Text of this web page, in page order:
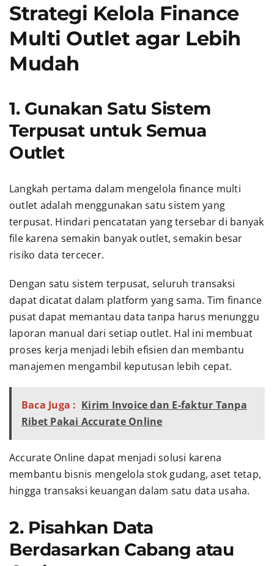
Strategi Kelola Finance
Multi Outlet agar Lebih
Mudah
1. Gunakan Satu Sistem
Terpusat untuk Semua
Outlet
Langkah pertama dalam mengelola finance multi
outlet adalah menggunakan satu sistem yang
terpusat. Hindari pencatatan yang tersebar di banyak
file karena semakin banyak outlet, semakin besar
risiko data tercecer.
Dengan satu sistem terpusat, seluruh transaksi
dapat dicatat dalam platform yang sama. Tim finance
pusat dapat memantau data tanpa harus menunggu
laporan manual dari setiap outlet. Hal ini membuat
proses kerja menjadi lebih efisien dan membantu
manajemen mengambil keputusan lebih cepat.
Baca Juga : Kirim Invoice dan E-faktur Tanpa
Ribet Pakai Accurate Online
Accurate Online dapat menjadi solusi karena
membantu bisnis mengelola stok gudang, aset tetap,
hingga transaksi keuangan dalam satu data usaha.
2. Pisahkan Data
Berdasarkan Cabang atau